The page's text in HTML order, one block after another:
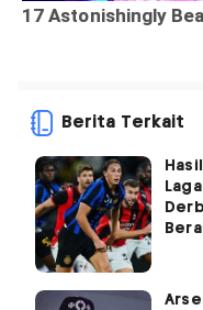
Berita Terkait